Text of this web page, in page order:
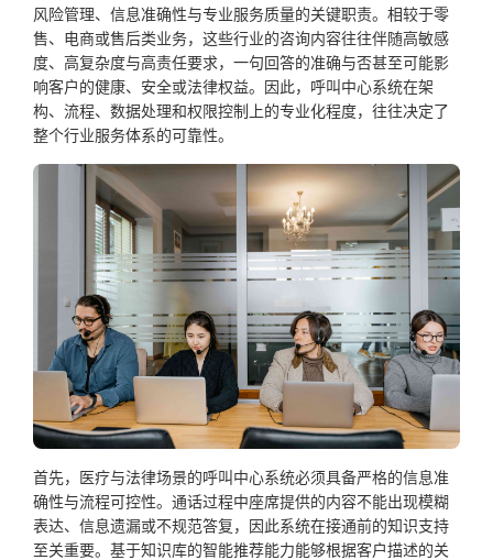
风险管理、信息准确性与专业服务质量的关键职责。相较于零
售、电商或售后类业务，这些行业的咨询内容往往伴随高敏感
度、高复杂度与高责任要求，一句回答的准确与否甚至可能影
响客户的健康、安全或法律权益。因此，呼叫中心系统在架
构、流程、数据处理和权限控制上的专业化程度，往往决定了
整个行业服务体系的可靠性。
首先，医疗与法律场景的呼叫中心系统必须具备严格的信息准
确性与流程可控性。通话过程中座席提供的内容不能出现模糊
表达、信息遗漏或不规范答复，因此系统在接通前的知识支持
至关重要。基于知识库的智能推荐能力能够根据客户描述的关